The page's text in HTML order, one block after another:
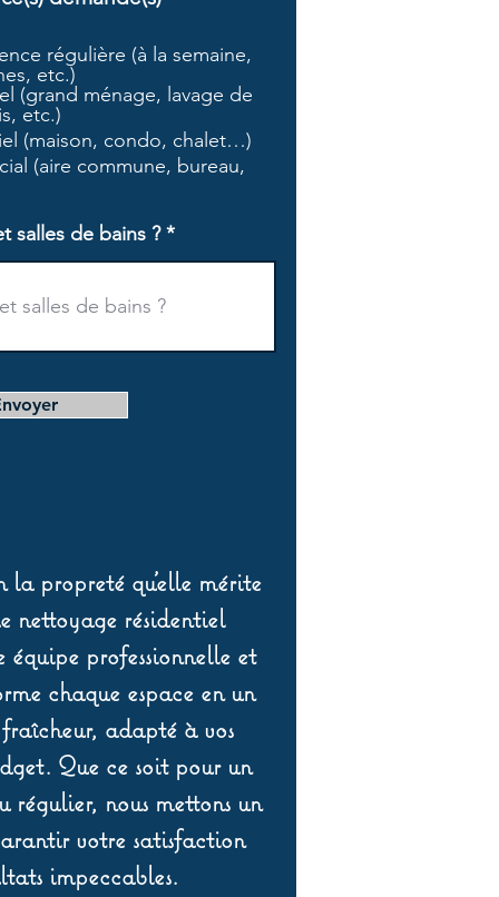
i
a
o
i
régulière (à la semaine,
etc.)
(grand ménage, lavage de
etc.)
(maison, condo, chalet…)
(aire commune, bureau,
salles de bains ?
propreté qu’elle mérite
nettoyage résidentiel
professionnelle et
chaque espace en un
adapté à vos
Que ce soit pour un
régulier, nous mettons un
votre satisfaction
impeccables.